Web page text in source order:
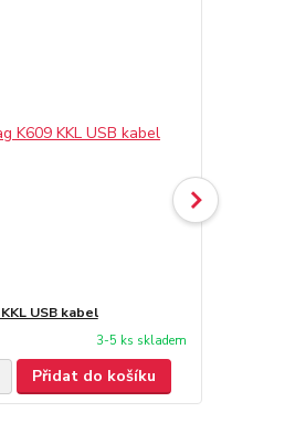
USB kabel
3-5 ks skladem
Přidat do košíku